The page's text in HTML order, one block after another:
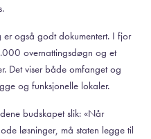
også godt dokumentert. I fjor
overnattingsdøgn og et
Det viser både omfanget og
og funksjonelle lokaler.
budskapet slik: «Når
løsninger, må staten legge til